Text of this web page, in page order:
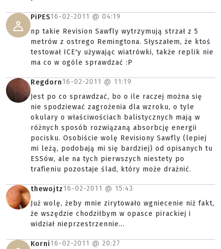
PiPES16-02-2011 @ 04:19
np takie Revision Sawfly wytrzymują strzał z 5
metrów z ostrego Remingtona. Słyszałem, że ktoś
testował ICE'y używając wiatrówki, także replik nie
ma co w ogóle sprawdzać :P
Regdorn16-02-2011 @ 11:19
Jest po co sprawdzać, bo o ile raczej można się
nie spodziewać zagrożenia dla wzroku, o tyle
okulary o właściwościach balistycznych mają w
różnych sposób rozwiązaną absorbcję energii
pocisku. Osobiście wolę Revisiony Sawfly (lepiej
mi leżą, podobają mi się bardziej) od opisanych tu
ESSów, ale na tych pierwszych niestety po
trafieniu pozostaje ślad, który może drażnić.
thewojtz16-02-2011 @ 15:43
Już wolę, żeby mnie zirytowało wgniecenie niż fakt,
że wszędzie chodziłbym w opasce pirackiej i
widział nieprzestrzennie...
Korni16-02-2011 @ 20:27